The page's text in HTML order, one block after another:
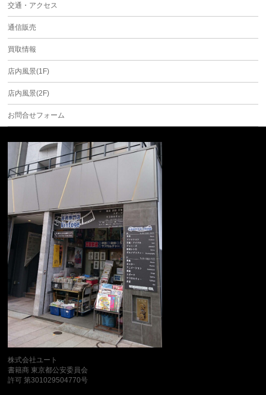
交通・アクセス
通信販売
買取情報
店内風景(1F)
店内風景(2F)
お問合せフォーム
株式会社ユート
書籍商 東京都公安委員会
許可 第301029504770号